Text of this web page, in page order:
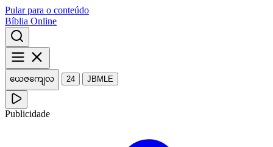
Pular para o conteúdo
Bíblia Online
ယေဇကျေလ 24 JBMLE
Publicidade